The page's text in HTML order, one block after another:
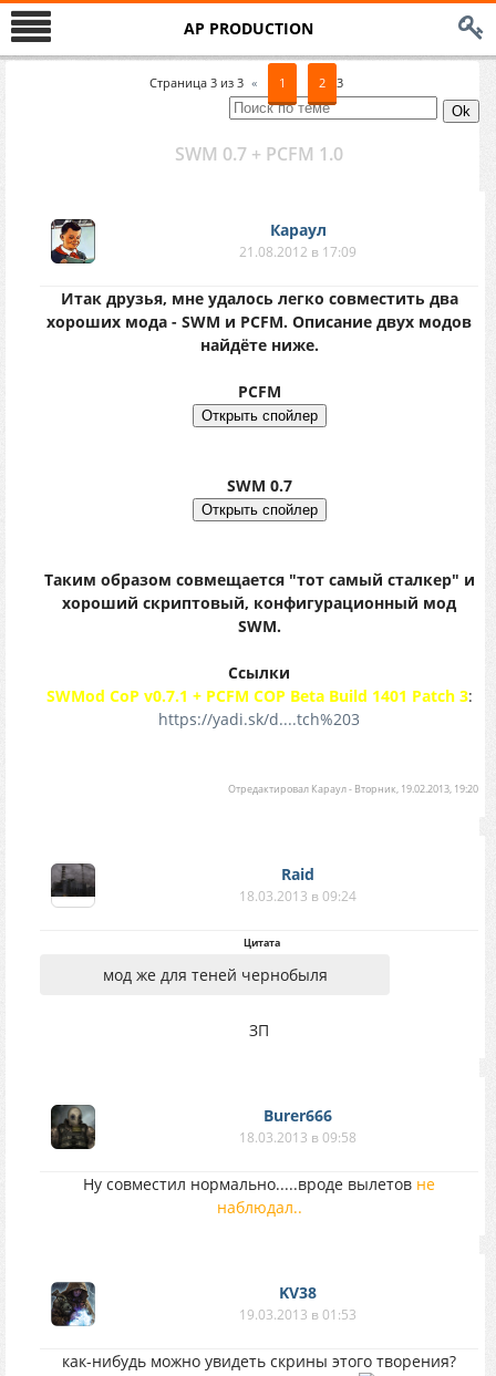
AP PRODUCTION
Страница 3 из 3 « 1 2 3
SWM 0.7 + PCFM 1.0
Караул
21.08.2012 в 17:09
Итак друзья, мне удалось легко совместить два
хороших мода - SWM и PCFM. Описание двух модов
найдёте ниже.
PCFM
SWM 0.7
Таким образом совмещается "тот самый сталкер" и
хороший скриптовый, конфигурационный мод
SWM.
Ссылки
SWMod CoP v0.7.1 + PCFM COP Beta Build 1401 Patch 3:
https://yadi.sk/d....tch%203
Отредактировал Караул- Вторник, 19.02.2013, 19:20
Raid
18.03.2013 в 09:24
Цитата
мод же для теней чернобыля
ЗП
Burer666
18.03.2013 в 09:58
Ну совместил нормально.....вроде вылетов не
наблюдал..
KV38
19.03.2013 в 01:53
как-нибудь можно увидеть скрины этого творения?